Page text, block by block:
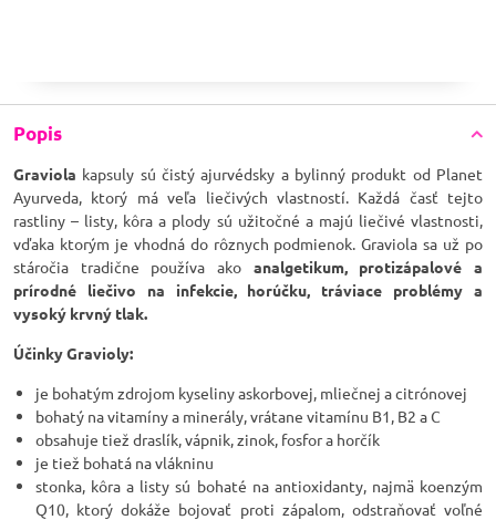
Popis
Graviola kapsuly sú čistý ajurvédsky a bylinný produkt od Planet
Ayurveda, ktorý má veľa liečivých vlastností. Každá časť tejto
rastliny – listy, kôra a plody sú užitočné a majú liečivé vlastnosti,
vďaka ktorým je vhodná do rôznych podmienok. Graviola sa už po
stáročia tradične používa ako analgetikum, protizápalové a
prírodné liečivo na infekcie, horúčku, tráviace problémy a
vysoký krvný tlak.
Účinky Gravioly:
je bohatým zdrojom kyseliny askorbovej, mliečnej a citrónovej
bohatý na vitamíny a minerály, vrátane vitamínu B1, B2 a C
obsahuje tiež draslík, vápnik, zinok, fosfor a horčík
je tiež bohatá na vlákninu
stonka, kôra a listy sú bohaté na antioxidanty, najmä koenzým
Q10, ktorý dokáže bojovať proti zápalom, odstraňovať voľné